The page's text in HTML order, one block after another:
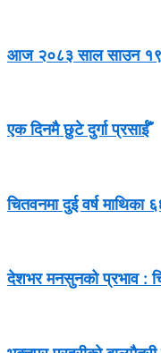
आज २०८३ साल साउन १९
एक दिनमै छुटे दुर्गा प्रसाईँ
चितवनमा दुई वर्ष माथिका
देशभर मनसुनको प्रभाव :